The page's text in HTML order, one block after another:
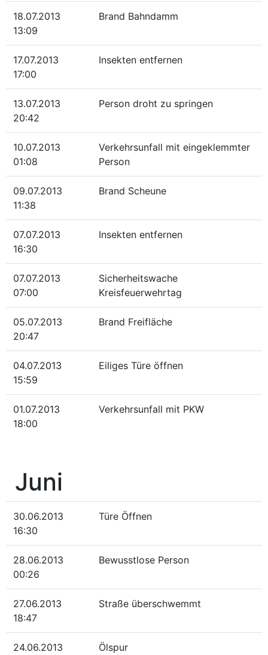
18.07.2013
13:09
Brand Bahndamm
17.07.2013
17:00
Insekten entfernen
13.07.2013
20:42
Person droht zu springen
10.07.2013
01:08
Verkehrsunfall mit eingeklemmter
Person
09.07.2013
11:38
Brand Scheune
07.07.2013
16:30
Insekten entfernen
07.07.2013
07:00
Sicherheitswache
Kreisfeuerwehrtag
05.07.2013
20:47
Brand Freifläche
04.07.2013
15:59
Eiliges Türe öffnen
01.07.2013
18:00
Verkehrsunfall mit PKW
Juni
30.06.2013
16:30
Türe Öffnen
28.06.2013
00:26
Bewusstlose Person
27.06.2013
18:47
Straße überschwemmt
24.06.2013
Ölspur